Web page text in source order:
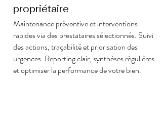
propriétaire
Maintenance préventive et interventions
rapides via des prestataires sélectionnés. Suivi
des actions, traçabilité et priorisation des
urgences. Reporting clair, synthèses régulières
et optimiser la performance de votre bien.